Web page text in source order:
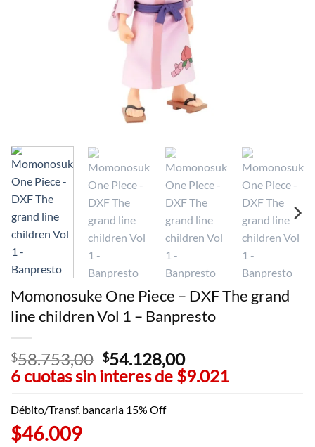
Momonosuke One Piece – DXF The grand
line children Vol 1 – Banpresto
$58.753,00 El
precio
era:
$54.128,00El
precio
6 cuotas sin interes de $9.021
Débito/Transf. bancaria 15% Off
$46.009